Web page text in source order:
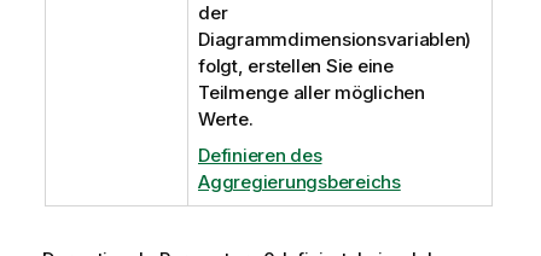
der
Diagrammdimensionsvariablen)
folgt, erstellen Sie eine
Teilmenge aller möglichen
Werte.
Definieren des
Aggregierungsbereichs